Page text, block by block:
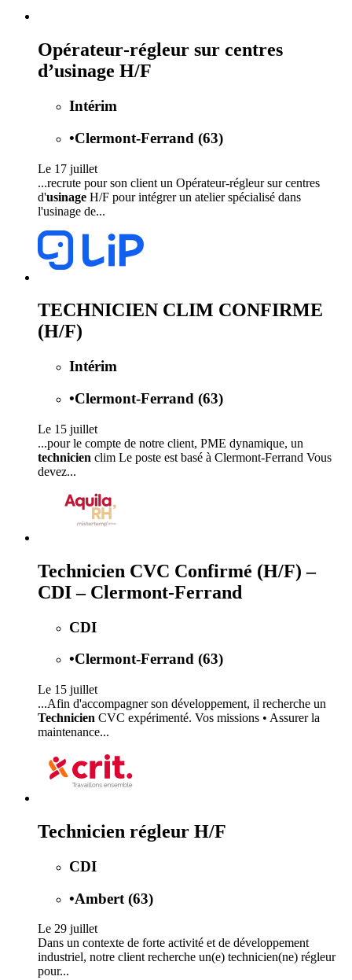
Opérateur‑régleur sur centres
d’usinage H/F
Intérim
•Clermont-Ferrand (63)
Le 17 juillet
...recrute pour son client un Opérateur‑régleur sur centres
d'usinage H/F pour intégrer un atelier spécialisé dans
l'usinage de...
TECHNICIEN CLIM CONFIRME
(H/F)
Intérim
•Clermont-Ferrand (63)
Le 15 juillet
...pour le compte de notre client, PME dynamique, un
technicien clim Le poste est basé à Clermont-Ferrand Vous
devez...
Technicien CVC Confirmé (H/F) –
CDI – Clermont-Ferrand
CDI
•Clermont-Ferrand (63)
Le 15 juillet
...Afin d'accompagner son développement, il recherche un
Technicien CVC expérimenté. Vos missions • Assurer la
maintenance...
Technicien régleur H/F
CDI
•Ambert (63)
Le 29 juillet
Dans un contexte de forte activité et de développement
industriel, notre client recherche un(e) technicien(ne) régleur
pour...